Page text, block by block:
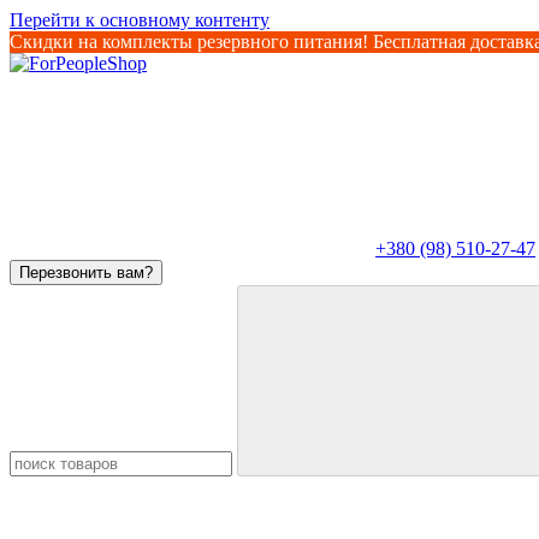
Перейти к основному контенту
Скидки на комплекты резервного питания! Бесплатная
+380 (98) 510-27-47
Перезвонить вам?